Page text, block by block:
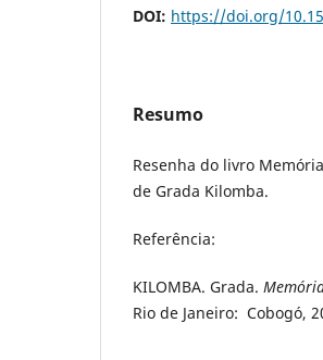
DOI: https://doi.org/
Resumo
Resenha do livro
de Grada Kilomba.
Referência:
KILOMBA. Grada.
Rio de Janeiro: Cobogó,